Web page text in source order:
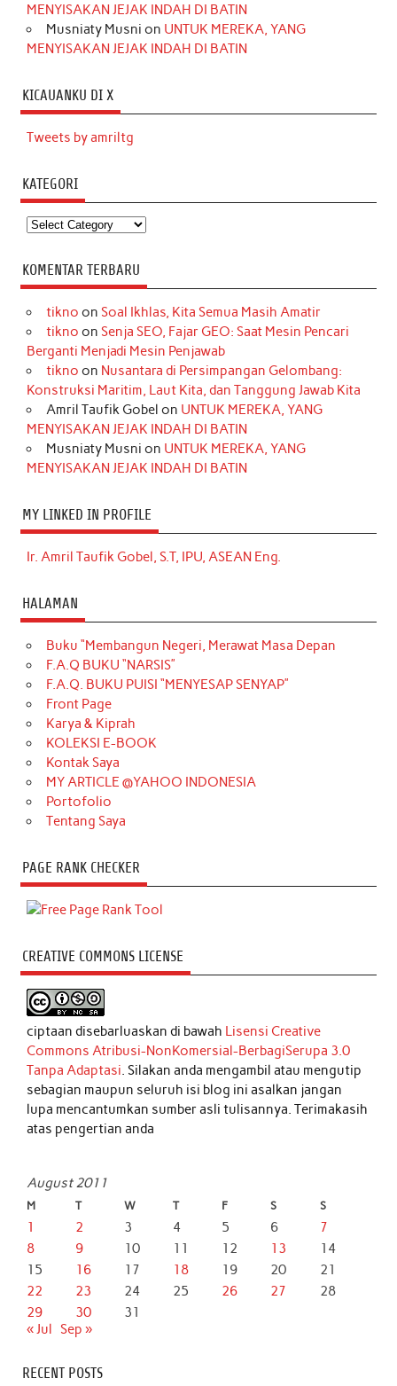
MENYISAKAN JEJAK INDAH DI BATIN
Musniaty Musni on UNTUK MEREKA, YANG
MENYISAKAN JEJAK INDAH DI BATIN
KICAUANKU DI X
Tweets by amriltg
KATEGORI
Kategori
KOMENTAR TERBARU
tikno on Soal Ikhlas, Kita Semua Masih Amatir
tikno on Senja SEO, Fajar GEO: Saat Mesin Pencari
Berganti Menjadi Mesin Penjawab
tikno on Nusantara di Persimpangan Gelombang:
Konstruksi Maritim, Laut Kita, dan Tanggung Jawab Kita
Amril Taufik Gobel on UNTUK MEREKA, YANG
MENYISAKAN JEJAK INDAH DI BATIN
Musniaty Musni on UNTUK MEREKA, YANG
MENYISAKAN JEJAK INDAH DI BATIN
MY LINKED IN PROFILE
Ir. Amril Taufik Gobel, S.T, IPU, ASEAN Eng.
HALAMAN
Buku “Membangun Negeri, Merawat Masa Depan
F.A.Q BUKU “NARSIS”
F.A.Q. BUKU PUISI “MENYESAP SENYAP”
Front Page
Karya & Kiprah
KOLEKSI E-BOOK
Kontak Saya
MY ARTICLE @YAHOO INDONESIA
Portofolio
Tentang Saya
PAGE RANK CHECKER
CREATIVE COMMONS LICENSE
ciptaan disebarluaskan di bawah Lisensi Creative
Commons Atribusi-NonKomersial-BerbagiSerupa 3.0
Tanpa Adaptasi. Silakan anda mengambil atau mengutip
sebagian maupun seluruh isi blog ini asalkan jangan
lupa mencantumkan sumber asli tulisannya. Terimakasih
atas pengertian anda
August 2011
M T W T F S S
1 2 3 4 5 6
7
8
9 10 11 12 13
14
15
16 17 18 19 20
21
22
23 24 25 26 27
28
29
30
31
« Jul Sep »
RECENT POSTS